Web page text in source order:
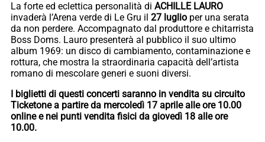
La forte ed eclettica personalità di ACHILLE LAURO
invaderà l’Arena verde di Le Gru il 27 luglio per una serata
da non perdere. Accompagnato dal produttore e chitarrista
Boss Doms. Lauro presenterà al pubblico il suo ultimo
album 1969: un disco di cambiamento, contaminazione e
rottura, che mostra la straordinaria capacità dell’artista
romano di mescolare generi e suoni diversi.
I biglietti di questi concerti saranno in vendita su circuito
Ticketone a partire da mercoledì 17 aprile alle ore 10.00
online e nei punti vendita fisici da giovedì 18 alle ore
10.00.